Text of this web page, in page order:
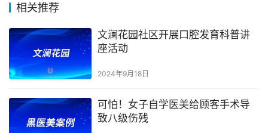
相关推荐
文澜花园社区开展口腔发育科普讲
座活动
2024年9月18日
可怕！女子自学医美给顾客手术导
致八级伤残